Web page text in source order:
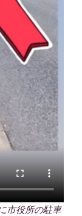
市役所の駐車